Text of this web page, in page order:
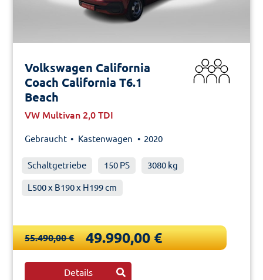
Volkswagen California
Coach California T6.1
Beach
VW Multivan 2,0 TDI
Gebraucht • Kastenwagen • 2020
Schaltgetriebe 150 PS 3080 kg
L500 x B190 x H199 cm
55.490,00 € 49.990,00 €
Details